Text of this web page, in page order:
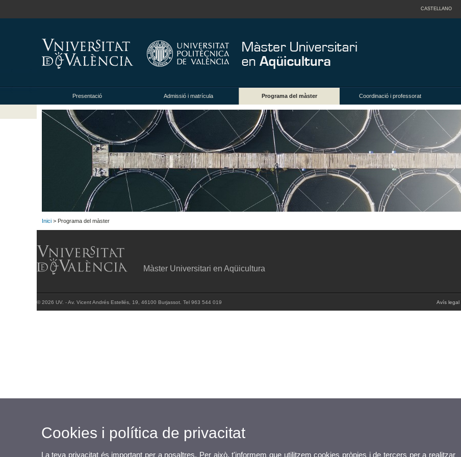
CASTELLANO
Presentació Admissió i matrícula Programa del màster Coordinació i professorat
Inici > Programa del màster
Màster Universitari en Aqüicultura
© 2026 UV. - Av. Vicent Andrés Estellés, 19, 46100 Burjassot. Tel 963 544 019 Avís legal
Cookies i política de privacitat
La teva privacitat és important per a nosaltres. Per això, t'informem que utilitzem cookies pròpies i de tercers per a realitzar